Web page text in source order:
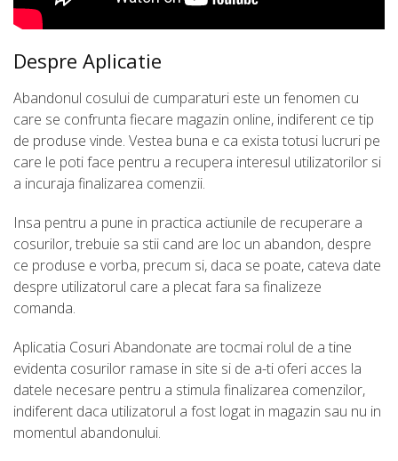
Despre Aplicatie
Abandonul cosului de cumparaturi este un fenomen cu
care se confrunta fiecare magazin online, indiferent ce tip
de produse vinde. Vestea buna e ca exista totusi lucruri pe
care le poti face pentru a recupera interesul utilizatorilor si
a incuraja finalizarea comenzii.
Insa pentru a pune in practica actiunile de recuperare a
cosurilor, trebuie sa stii cand are loc un abandon, despre
ce produse e vorba, precum si, daca se poate, cateva date
despre utilizatorul care a plecat fara sa finalizeze
comanda.
Aplicatia Cosuri Abandonate are tocmai rolul de a tine
evidenta cosurilor ramase in site si de a-ti oferi acces la
datele necesare pentru a stimula finalizarea comenzilor,
indiferent daca utilizatorul a fost logat in magazin sau nu in
momentul abandonului.